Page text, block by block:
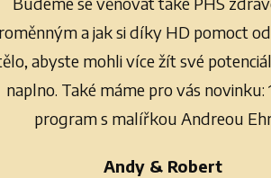
a jak si díky HD pomoct
abyste mohli více žít své
naplno. Také máme pro vás novinku:
program s malířkou Andreou
Andy & Robert